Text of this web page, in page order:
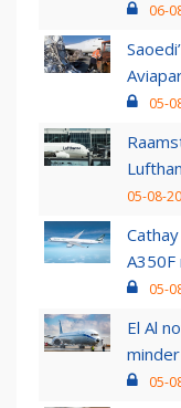
06-
05-
05-08-
05-
El Al
05-